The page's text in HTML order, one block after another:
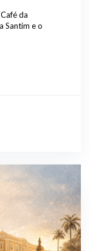
da
Santim e o